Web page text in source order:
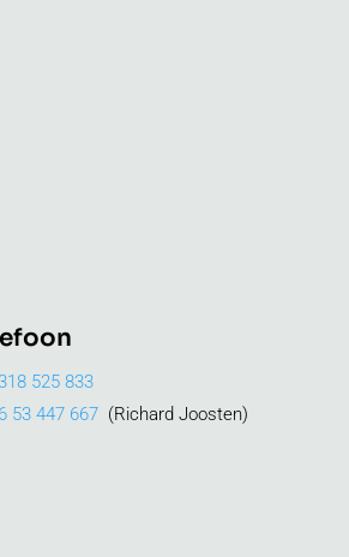
525 833
53 447 667(Richard Joosten)